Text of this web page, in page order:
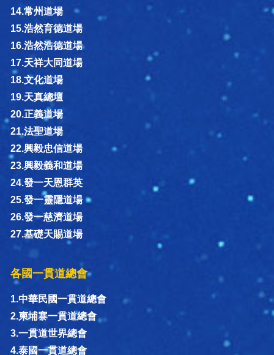
14.常州道場
15.浩然育德道場
16.浩然浩德道場
17.天祥大同道場
18.文化道場
19.天真總壇
20.正義道場
21.法聖道場
22.興毅忠信道場
23.興毅義和道場
24.發一天恩群英
25.發一靈隱道場
26.發一慈濟道場
27.基礎天賜道場
各國一貫道總會
1.中華民國一貫道總會
2.柬埔寨一貫道總會
3.一貫道世界總會
4.泰國一貫道總會